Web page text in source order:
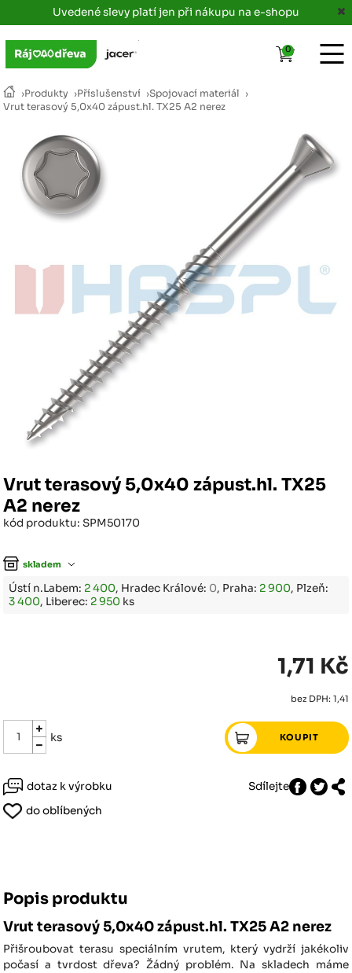
Uvedené slevy platí jen při nákupu na e-shopu
›Produkty ›Příslušenství ›Spojovací materiál ›
Vrut terasový 5,0x40 zápust.hl. TX25 A2 nerez
Vrut terasový 5,0x40 zápust.hl. TX25
A2 nerez
kód produktu: SPM50170
skladem
Ústí n.Labem: 2 400, Hradec Králové: 0, Praha: 2 900, Plzeň:
3 400, Liberec: 2 950 ks
1,71 Kč
bez DPH: 1,41
ks
dotaz k výrobku
Sdílejte
do oblíbených
Popis produktu
Vrut terasový 5,0x40 zápust.hl. TX25 A2 nerez
Přišroubovat terasu speciálním vrutem, který vydrží jakékoliv
počasí a tvrdost dřeva? Žádný problém. Na skladech máme
0